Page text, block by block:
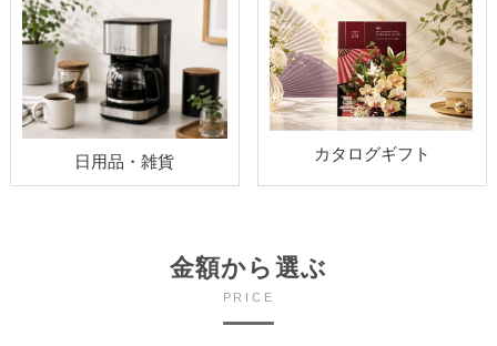
日用品・雑貨 カタログギフト
金額から選ぶ
PRICE